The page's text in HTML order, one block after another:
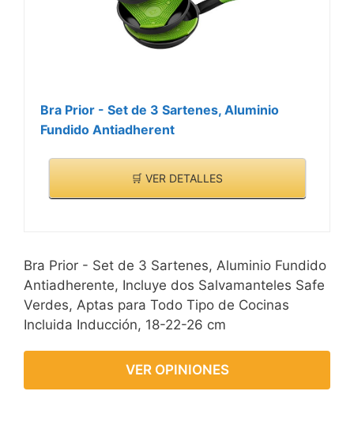
Bra Prior - Set de 3 Sartenes, Aluminio
Fundido Antiadherent
🛒 VER DETALLES
Bra Prior - Set de 3 Sartenes, Aluminio Fundido
Antiadherente, Incluye dos Salvamanteles Safe
Verdes, Aptas para Todo Tipo de Cocinas
Incluida Inducción, 18-22-26 cm
VER OPINIONES